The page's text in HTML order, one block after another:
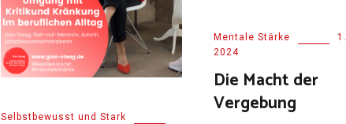
Selbstbewusst und Stark
Mentale Stärke
2024
Die Macht der
Vergebung